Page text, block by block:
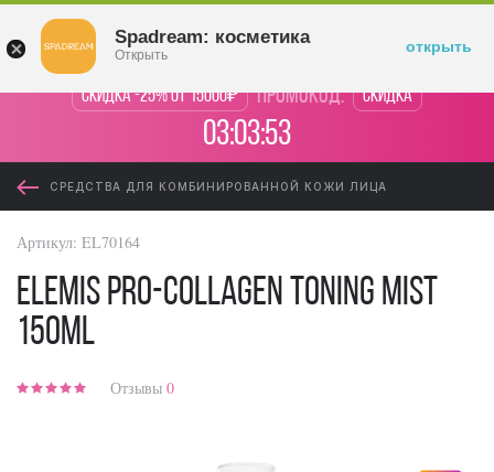
Скидка -25% от 15000₽ промокод: Скидка
03:03:53
СРЕДСТВА ДЛЯ КОМБИНИРОВАННОЙ КОЖИ ЛИЦА
Артикул: EL70164
Elemis Pro-Collagen Toning Mist
150ml
Отзывы 0
Spadream: косметика
Открыть открыть